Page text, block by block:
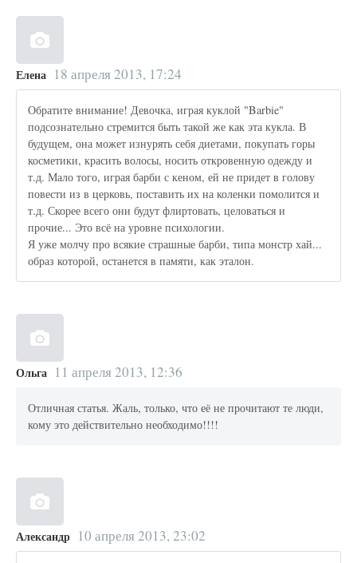
Елена 18 апреля 2013, 17:24
Обратите внимание! Девочка, играя куклой "Barbie"
подсознательно стремится быть такой же как эта кукла. В
будущем, она может изнурять себя диетами, покупать горы
косметики, красить волосы, носить откровенную одежду и
т.д. Мало того, играя барби с кеном, ей не придет в голову
повести из в церковь, поставить их на коленки помолится и
т.д. Скорее всего они будут флиртовать, целоваться и
прочие... Это всё на уровне психологии.
Я уже молчу про всякие страшные барби, типа монстр хай...
образ которой, останется в памяти, как эталон.
Ольга 11 апреля 2013, 12:36
Отличная статья. Жаль, только, что её не прочитают те люди,
кому это действительно необходимо!!!!
Александр 10 апреля 2013, 23:02